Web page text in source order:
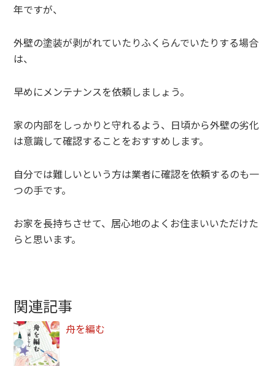
年ですが、
外壁の塗装が剥がれていたりふくらんでいたりする場合
は、
早めにメンテナンスを依頼しましょう。
家の内部をしっかりと守れるよう、日頃から外壁の劣化
は意識して確認することをおすすめします。
自分では難しいという方は業者に確認を依頼するのも一
つの手です。
お家を長持ちさせて、居心地のよくお住まいいただけた
らと思います。
関連記事
舟を編む